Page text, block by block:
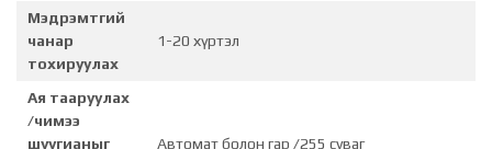
Мэдрэмтгий
чанар
тохируулах
1-20 хүртэл
Ая тааруулах
/чимээ
шуугианыг
Автомат болон гар /255 суваг